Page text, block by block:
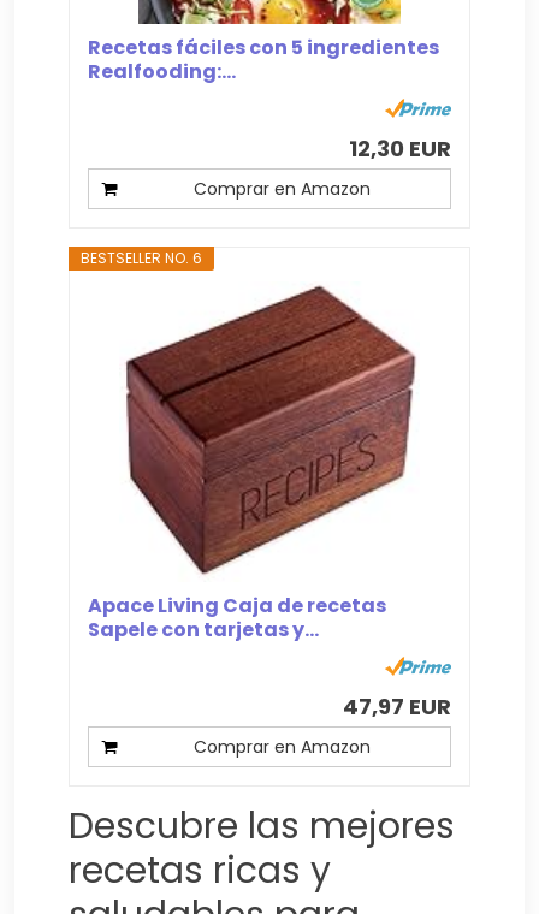
Recetas fáciles con 5 ingredientes
Realfooding:...
12,30 EUR
Comprar en Amazon
BESTSELLER NO. 6
Apace Living Caja de recetas
Sapele con tarjetas y...
47,97 EUR
Comprar en Amazon
Descubre las mejores
recetas ricas y